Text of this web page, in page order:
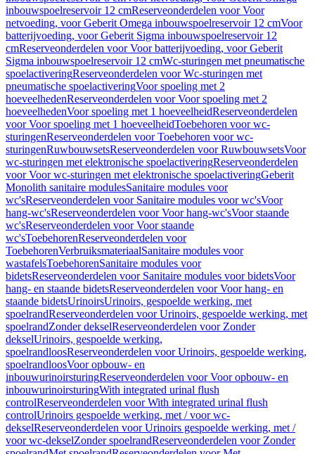
inbouwspoelreservoir 12 cmReserveonderdelen voor Voor
netvoeding, voor Geberit Omega inbouwspoelreservoir 12 cmVoor
batterijvoeding, voor Geberit Sigma inbouwspoelreservoir 12
cmReserveonderdelen voor Voor batterijvoeding, voor Geberit
Sigma inbouwspoelreservoir 12 cmWc-sturingen met pneumatische
spoelactiveringReserveonderdelen voor Wc-sturingen met
pneumatische spoelactiveringVoor spoeling met 2
hoeveelhedenReserveonderdelen voor Voor spoeling met 2
hoeveelhedenVoor spoeling met 1 hoeveelheidReserveonderdelen
voor Voor spoeling met 1 hoeveelheidToebehoren voor wc-
sturingenReserveonderdelen voor Toebehoren voor wc-
sturingenRuwbouwsetsReserveonderdelen voor RuwbouwsetsVoor
wc-sturingen met elektronische spoelactiveringReserveonderdelen
voor Voor wc-sturingen met elektronische spoelactiveringGeberit
Monolith sanitaire modulesSanitaire modules voor
wc'sReserveonderdelen voor Sanitaire modules voor wc'sVoor
hang-wc'sReserveonderdelen voor Voor hang-wc'sVoor staande
wc'sReserveonderdelen voor Voor staande
wc'sToebehorenReserveonderdelen voor
ToebehorenVerbruiksmateriaalSanitaire modules voor
wastafelsToebehorenSanitaire modules voor
bidetsReserveonderdelen voor Sanitaire modules voor bidetsVoor
hang- en staande bidetsReserveonderdelen voor Voor hang- en
staande bidetsUrinoirsUrinoirs, gespoelde werking, met
spoelrandReserveonderdelen voor Urinoirs, gespoelde werking, met
spoelrandZonder dekselReserveonderdelen voor Zonder
dekselUrinoirs, gespoelde werking,
spoelrandloosReserveonderdelen voor Urinoirs, gespoelde werking,
spoelrandloosVoor opbouw- en
inbouwurinoirsturingReserveonderdelen voor Voor opbouw- en
inbouwurinoirsturingWith integrated urinal flush
controlReserveonderdelen voor With integrated urinal flush
controlUrinoirs gespoelde werking, met / voor wc-
dekselReserveonderdelen voor Urinoirs gespoelde werking, met /
voor wc-dekselZonder spoelrandReserveonderdelen voor Zonder